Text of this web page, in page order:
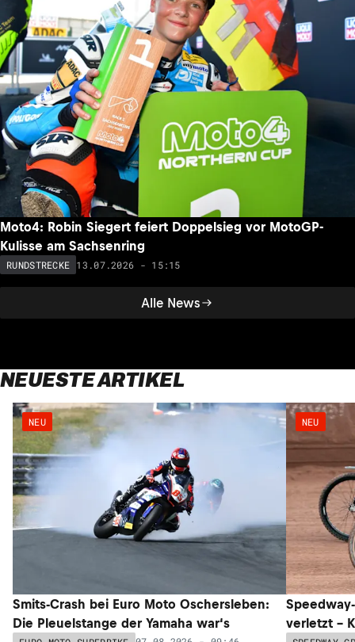
Alle News
Moto4: Robin Siegert feiert Doppelsieg vor MotoGP-
Kulisse am Sachsenring
RUNDSTRECKE 13.07.2026 - 15:15
NEUESTE ARTIKEL
NEU
Smits-Crash bei Euro Moto Oschersleben:
Die Pleuelstange der Yamaha war‘s
NEU
verletzt –